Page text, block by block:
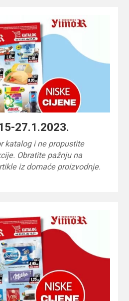
27.1.2023.
katalog i ne propustite
Obratite pažnju na
iz domaće proizvodnje.